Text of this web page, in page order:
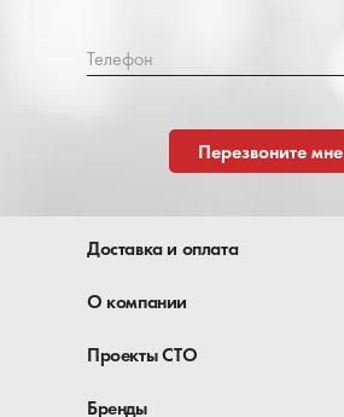
Телефон
Перезвоните мне
Доставка и оплата
О компании
Проекты СТО
Бренды